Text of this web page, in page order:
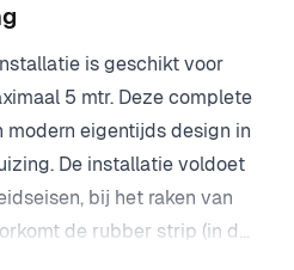
is geschikt voor
5 mtr. Deze complete
eigentijds design in
De installatie voldoet
bij het raken van
de rubber strip (in de